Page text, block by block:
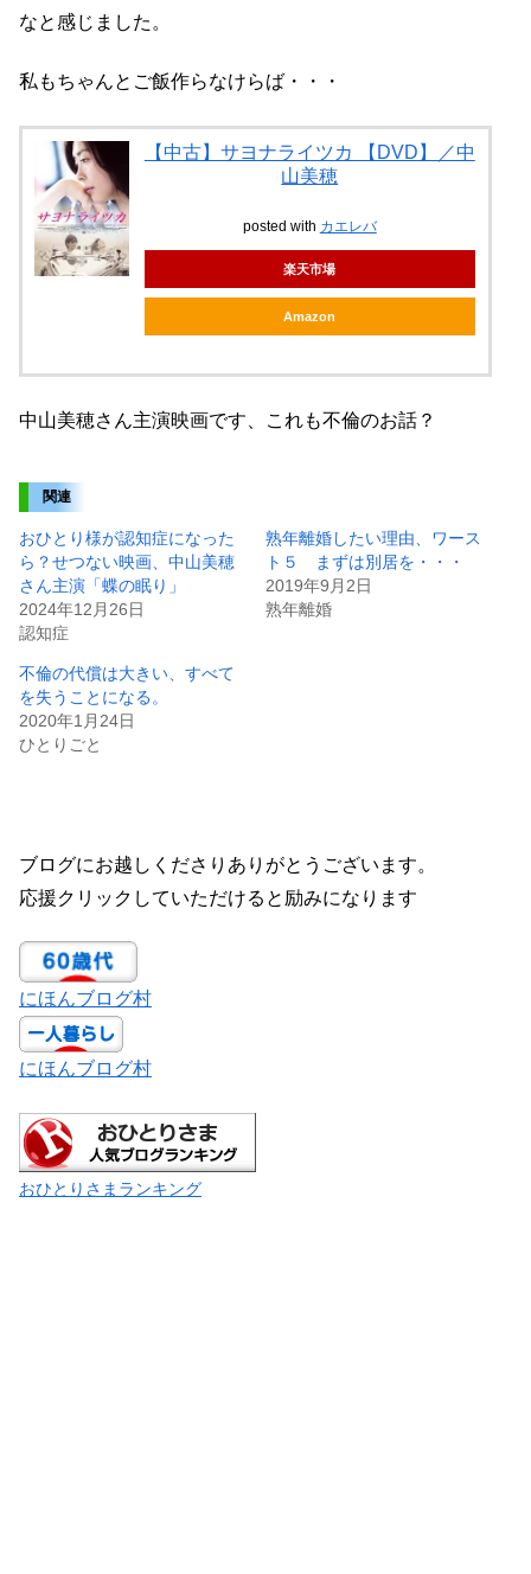
なと感じました。
私もちゃんとご飯作らなけらば・・・
【中古】サヨナライツカ 【DVD】／中
山美穂
posted with カエレバ
楽天市場
Amazon
中山美穂さん主演映画です、これも不倫のお話？
関連
おひとり様が認知症になった
ら？せつない映画、中山美穂
さん主演「蝶の眠り」
2024年12月26日
認知症
熟年離婚したい理由、ワース
ト５ まずは別居を・・・
2019年9月2日
熟年離婚
不倫の代償は大きい、すべて
を失うことになる。
2020年1月24日
ひとりごと
ブログにお越しくださりありがとうございます。
応援クリックしていただけると励みになります
にほんブログ村
にほんブログ村
おひとりさまランキング